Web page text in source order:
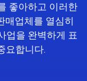
좋아하고 이러한
매업체를 열심히
업을 완벽하게 표
요합니다.